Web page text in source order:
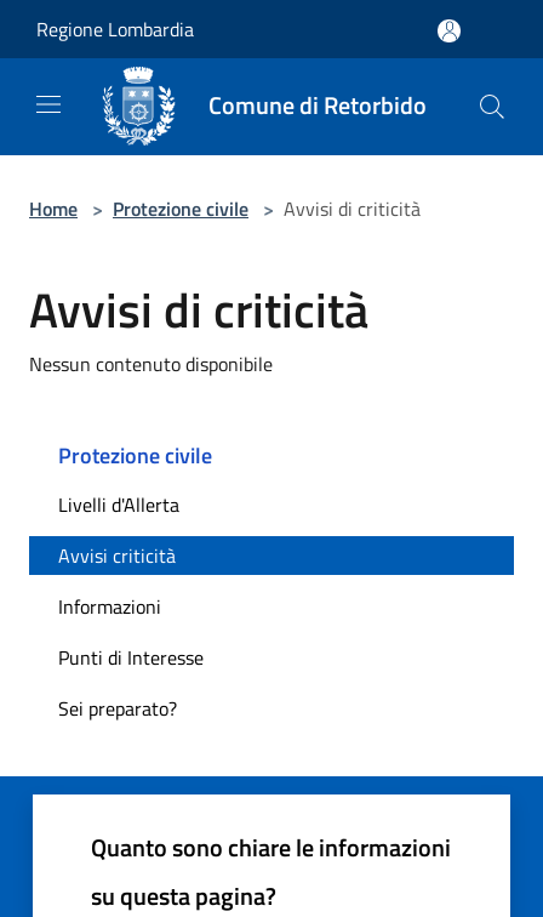
Regione Lombardia
Comune di Retorbido
Home > Protezione civile > Avvisi di criticità
Avvisi di criticità
Nessun contenuto disponibile
Protezione civile
Livelli d'Allerta
Avvisi criticità
Informazioni
Punti di Interesse
Sei preparato?
Quanto sono chiare le informazioni
su questa pagina?